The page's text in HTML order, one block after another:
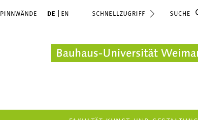
PINNWÄNDE DE EN SCHNELLZUGRIFF Suche